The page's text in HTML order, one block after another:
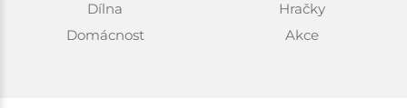
Dílna
Domácnost
Hračky
Akce